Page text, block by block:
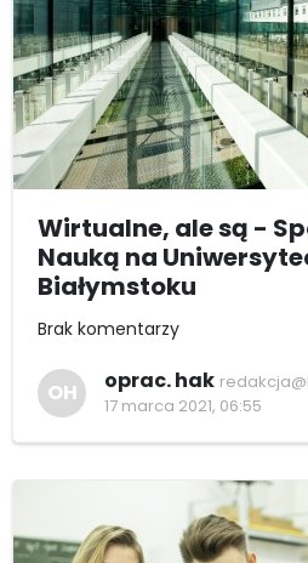
Wirtualne, ale są -
Nauką na
Białymstoku
Brak komentarzy
OH oprac. hak
17 marca 2021, 06:55